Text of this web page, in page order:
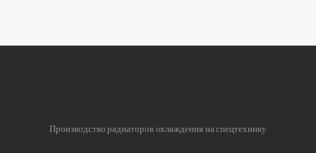
Производство радиаторов охлаждения на спецтехнику